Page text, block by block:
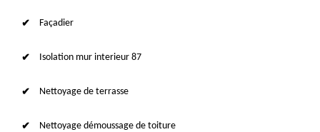
Façadier
Isolation mur interieur 87
Nettoyage de terrasse
Nettoyage démoussage de toiture